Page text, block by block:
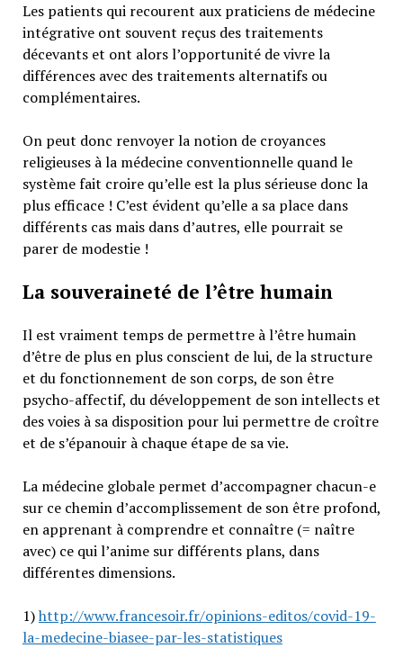
Les patients qui recourent aux praticiens de médecine
intégrative ont souvent reçus des traitements
décevants et ont alors l’opportunité de vivre la
différences avec des traitements alternatifs ou
complémentaires.
On peut donc renvoyer la notion de croyances
religieuses à la médecine conventionnelle quand le
système fait croire qu’elle est la plus sérieuse donc la
plus efficace ! C’est évident qu’elle a sa place dans
différents cas mais dans d’autres, elle pourrait se
parer de modestie !
La souveraineté de l’être humain
Il est vraiment temps de permettre à l’être humain
d’être de plus en plus conscient de lui, de la structure
et du fonctionnement de son corps, de son être
psycho-affectif, du développement de son intellects et
des voies à sa disposition pour lui permettre de croître
et de s’épanouir à chaque étape de sa vie.
La médecine globale permet d’accompagner chacun-e
sur ce chemin d’accomplissement de son être profond,
en apprenant à comprendre et connaître (= naître
avec) ce qui l’anime sur différents plans, dans
différentes dimensions.
1)http://www.francesoir.fr/opinions-editos/covid-19-
la-medecine-biasee-par-les-statistiques